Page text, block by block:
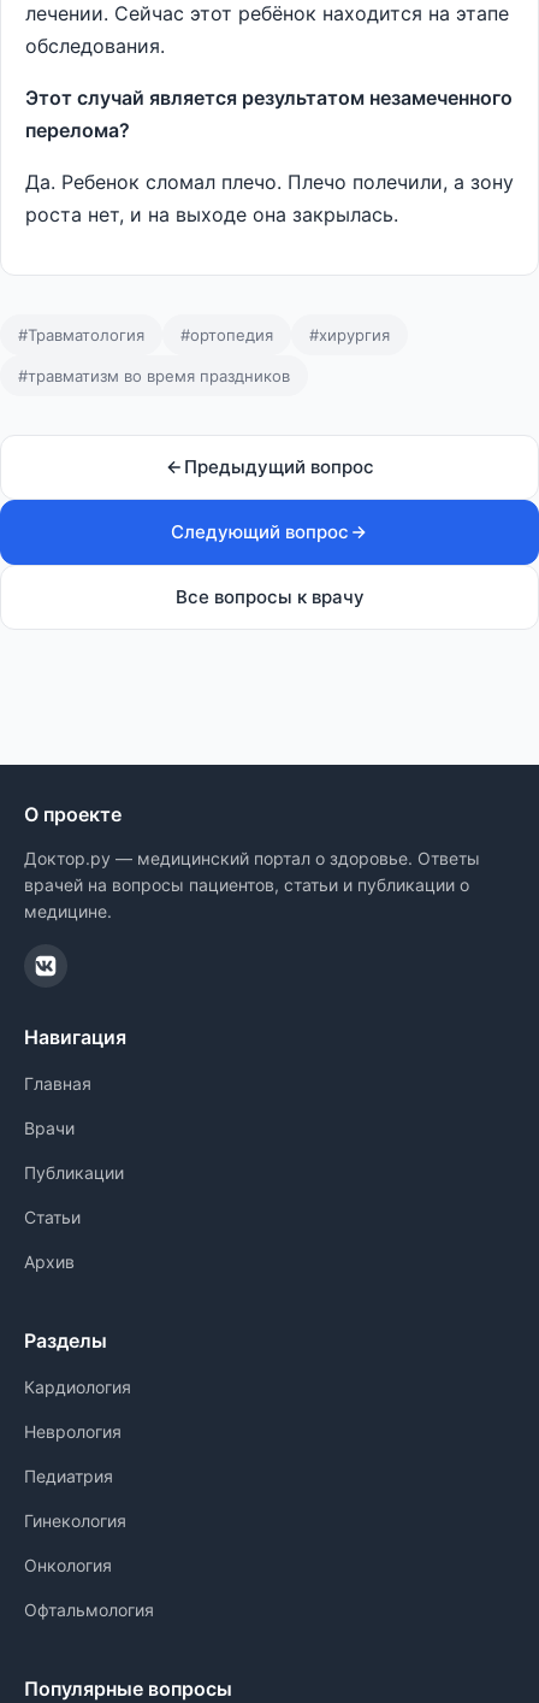
лечении. Сейчас этот ребёнок находится на этапе
обследования.
Этот случай является результатом незамеченного
перелома?
Да. Ребенок сломал плечо. Плечо полечили, а зону
роста нет, и на выходе она закрылась.
#Травматология #ортопедия #хирургия
#травматизм во время праздников
Предыдущий вопрос
Следующий вопрос
Все вопросы к врачу
О проекте
Доктор.ру — медицинский портал о здоровье. Ответы
врачей на вопросы пациентов, статьи и публикации о
медицине.
Навигация
Главная
Врачи
Публикации
Статьи
Архив
Разделы
Кардиология
Неврология
Педиатрия
Гинекология
Онкология
Офтальмология
Популярные вопросы